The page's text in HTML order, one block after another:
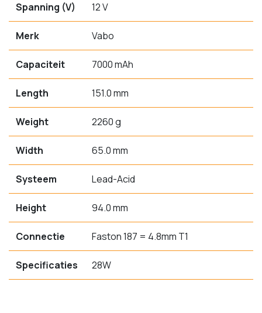
Spanning (V) 12 V
Merk Vabo
Capaciteit 7000 mAh
Length 151.0 mm
Weight 2260 g
Width 65.0 mm
Systeem Lead-Acid
Height 94.0 mm
Connectie Faston 187 = 4.8mm T1
Specificaties 28W